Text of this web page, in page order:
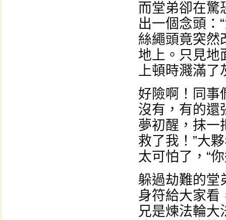
而堂弟卻在驚
出一個念頭：
絲繩頭竟突然
地上。只見地
上頓時濺滿了
好險啊！同事
沒有，有的還
夢初醒，抹一
救了我！”大
太可怕了，“
躲過劫難的堂
身符給大家看
兄是煉法輪大